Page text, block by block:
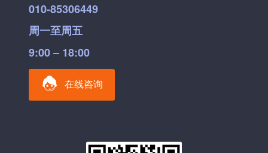
010-85306449
周一至周五
9:00 – 18:00
在线咨询